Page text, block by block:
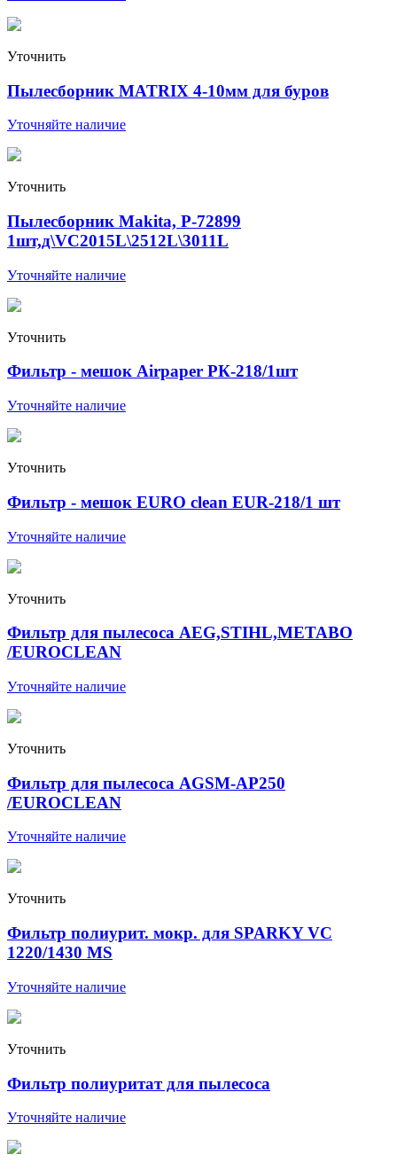
Уточнить
Пылесборник MATRIX 4-10мм для буров
Уточняйте наличие
Уточнить
Пылесборник Makita, P-72899
1шт,д\VC2015L\2512L\3011L
Уточняйте наличие
Уточнить
Фильтр - мешок Airpaper РК-218/1шт
Уточняйте наличие
Уточнить
Фильтр - мешок EURO clean EUR-218/1 шт
Уточняйте наличие
Уточнить
Фильтр для пылесоса AEG,STIHL,METABO
/EUROCLEAN
Уточняйте наличие
Уточнить
Фильтр для пылесоса AGSM-AP250
/EUROCLEAN
Уточняйте наличие
Уточнить
Фильтр полиурит. мокр. для SPARKY VC
1220/1430 MS
Уточняйте наличие
Уточнить
Фильтр полиуритат для пылесоса
Уточняйте наличие